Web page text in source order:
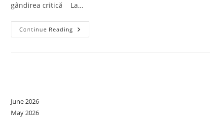
gândirea critică La…
Continue Reading Gândire
Critică
June 2026
May 2026